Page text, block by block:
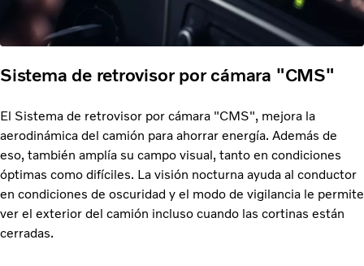
Sistema de retrovisor por cámara "CMS"
El Sistema de retrovisor por cámara "CMS", mejora la
aerodinámica del camión para ahorrar energía. Además de
eso, también amplía su campo visual, tanto en condiciones
óptimas como difíciles. La visión nocturna ayuda al conductor
en condiciones de oscuridad y el modo de vigilancia le permite
ver el exterior del camión incluso cuando las cortinas están
cerradas.